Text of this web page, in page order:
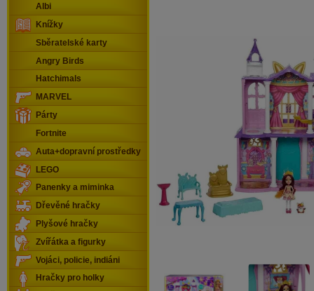
Albi
Knížky
Sběratelské karty
Angry Birds
Hatchimals
MARVEL
Párty
Fortnite
Auta+dopravní prostředky
LEGO
Panenky a miminka
Dřevěné hračky
Plyšové hračky
Zvířátka a figurky
Vojáci, policie, indiáni
Hračky pro holky